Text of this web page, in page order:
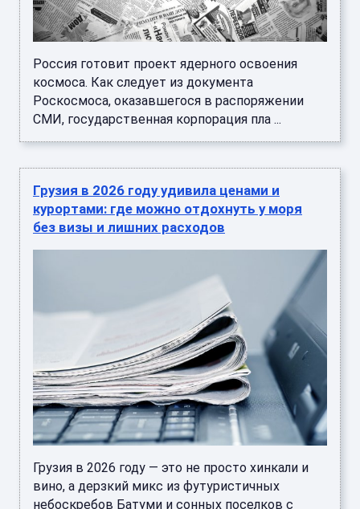
Россия готовит проект ядерного освоения
космоса. Как следует из документа
Роскосмоса, оказавшегося в распоряжении
СМИ, государственная корпорация пла ...
Грузия в 2026 году удивила ценами и
курортами: где можно отдохнуть у моря
без визы и лишних расходов
Грузия в 2026 году — это не просто хинкали и
вино, а дерзкий микс из футуристичных
небоскребов Батуми и сонных поселков с